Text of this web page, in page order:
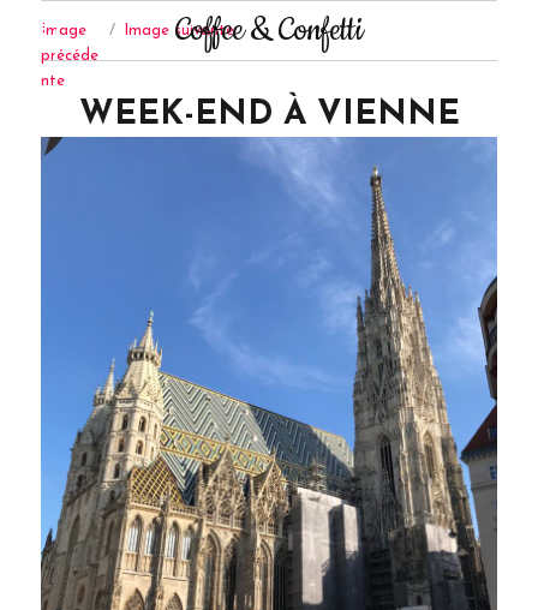
Coffee & Confetti
Image
précéde
nte
Image suivante
WEEK-END À VIENNE